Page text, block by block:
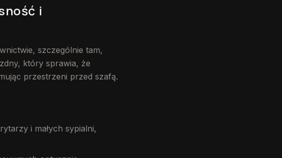
i
szczególnie tam,
który sprawia, że
przestrzeni przed szafą.
i małych sypialni,